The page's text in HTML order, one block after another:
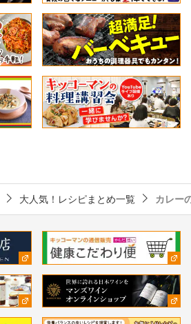
大人気！レシピまとめ一覧 カレー